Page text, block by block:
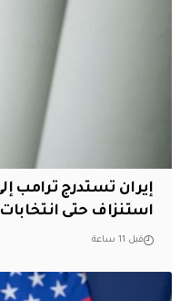
إيران تستدرج ترامب
استنزاف حتى
قبل 11 ساعة